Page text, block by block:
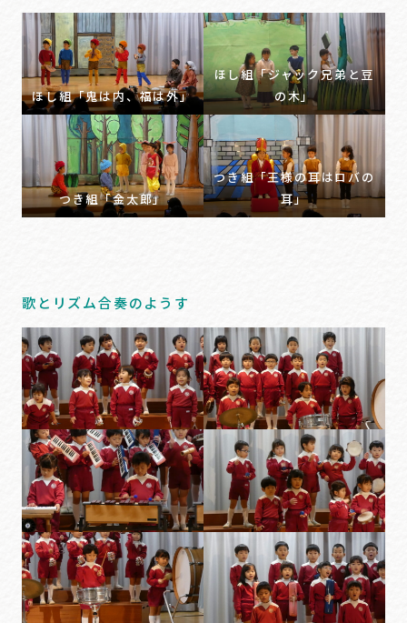
ほし組「鬼は内、福は外」
ほし組「ジャック兄弟と豆
の木」
つき組「金太郎」
つき組「王様の耳はロバの
耳」
歌とリズム合奏のようす